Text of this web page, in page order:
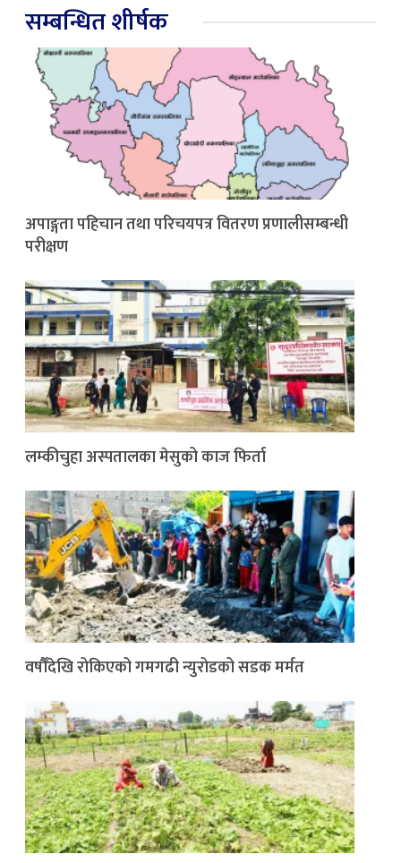
सम्बन्धित शीर्षक
अपाङ्गता पहिचान तथा परिचयपत्र वितरण प्रणालीसम्बन्धी
परीक्षण
लम्कीचुहा अस्पतालका मेसुको काज फिर्ता
वर्षौँदेखि रोकिएको गमगढी न्युरोडको सडक मर्मत